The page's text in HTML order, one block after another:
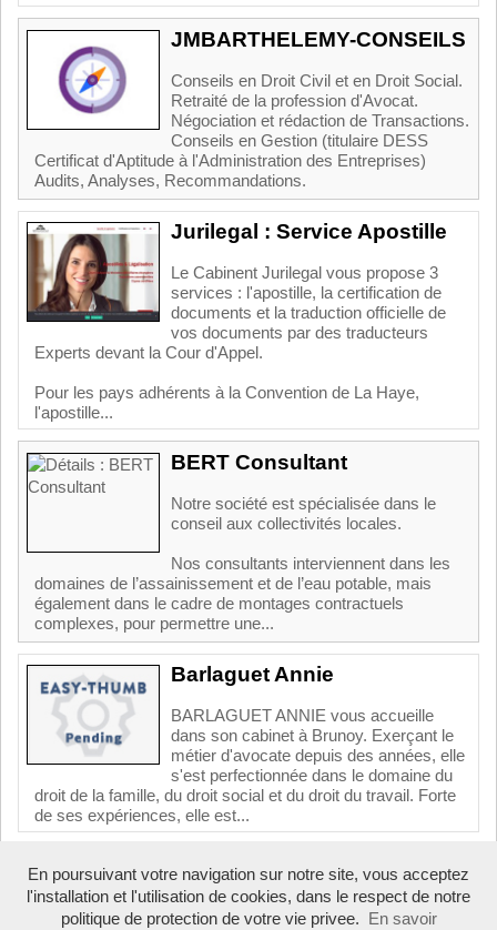
JMBARTHELEMY-CONSEILS
Conseils en Droit Civil et en Droit Social.
Retraité de la profession d'Avocat.
Négociation et rédaction de Transactions.
Conseils en Gestion (titulaire DESS
Certificat d'Aptitude à l'Administration des Entreprises)
Audits, Analyses, Recommandations.
Jurilegal : Service Apostille
Le Cabinent Jurilegal vous propose 3
services : l'apostille, la certification de
documents et la traduction officielle de
vos documents par des traducteurs
Experts devant la Cour d'Appel.
Pour les pays adhérents à la Convention de La Haye,
l'apostille...
BERT Consultant
Notre société est spécialisée dans le
conseil aux collectivités locales.
Nos consultants interviennent dans les
domaines de l’assainissement et de l’eau potable, mais
également dans le cadre de montages contractuels
complexes, pour permettre une...
Barlaguet Annie
BARLAGUET ANNIE vous accueille
dans son cabinet à Brunoy. Exerçant le
métier d'avocate depuis des années, elle
s'est perfectionnée dans le domaine du
droit de la famille, du droit social et du droit du travail. Forte
de ses expériences, elle est...
Boosté par Arfooo 2.02 - © 2007 - 2026
Tous droits réservés -annuaire du conseil
En poursuivant votre navigation sur notre site, vous acceptez
l'installation et l'utilisation de cookies, dans le respect de notre
politique de protection de votre vie privee.
En savoir